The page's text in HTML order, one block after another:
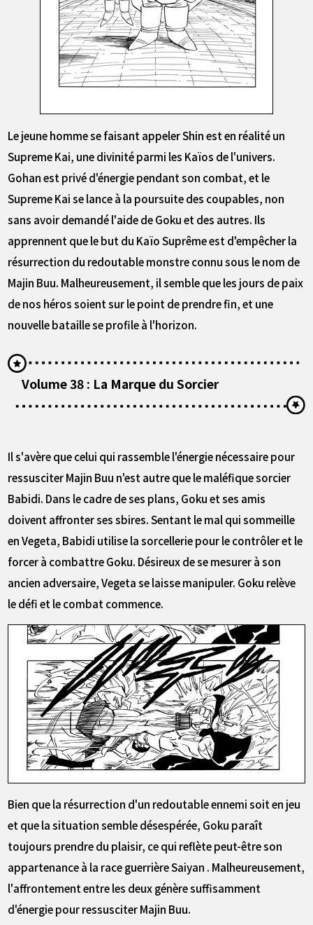
Le jeune homme se faisant appeler Shin est en réalité un
Supreme Kai, une divinité parmi les Kaïos de l'univers.
Gohan est privé d'énergie pendant son combat, et le
Supreme Kai se lance à la poursuite des coupables, non
sans avoir demandé l'aide de Goku et des autres. Ils
apprennent que le but du Kaïo Suprême est d'empêcher la
résurrection du redoutable monstre connu sous le nom de
Majin Buu. Malheureusement, il semble que les jours de paix
de nos héros soient sur le point de prendre fin, et une
nouvelle bataille se profile à l'horizon.
Volume 38 : La Marque du Sorcier
Il s'avère que celui qui rassemble l'énergie nécessaire pour
ressusciter Majin Buu n'est autre que le maléfique sorcier
Babidi. Dans le cadre de ses plans, Goku et ses amis
doivent affronter ses sbires. Sentant le mal qui sommeille
en Vegeta, Babidi utilise la sorcellerie pour le contrôler et le
forcer à combattre Goku. Désireux de se mesurer à son
ancien adversaire, Vegeta se laisse manipuler. Goku relève
le défi et le combat commence.
Bien que la résurrection d'un redoutable ennemi soit en jeu
et que la situation semble désespérée, Goku paraît
toujours prendre du plaisir, ce qui reflète peut-être son
appartenance à la race guerrière Saiyan . Malheureusement,
l'affrontement entre les deux génère suffisamment
d'énergie pour ressusciter Majin Buu.